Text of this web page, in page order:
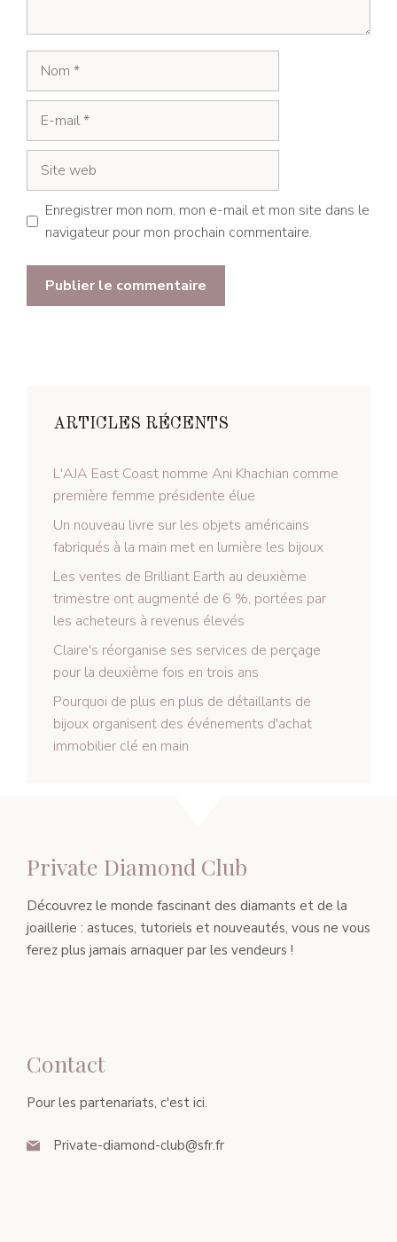
Enregistrer mon nom, mon e-mail et mon site dans le
navigateur pour mon prochain commentaire.
ARTICLES RÉCENTS
L'AJA East Coast nomme Ani Khachian comme
première femme présidente élue
Un nouveau livre sur les objets américains
fabriqués à la main met en lumière les bijoux
Les ventes de Brilliant Earth au deuxième
trimestre ont augmenté de 6 %, portées par
les acheteurs à revenus élevés
Claire's réorganise ses services de perçage
pour la deuxième fois en trois ans
Pourquoi de plus en plus de détaillants de
bijoux organisent des événements d'achat
immobilier clé en main
Private Diamond Club
Découvrez le monde fascinant des diamants et de la
joaillerie : astuces, tutoriels et nouveautés, vous ne vous
ferez plus jamais arnaquer par les vendeurs !
Contact
Pour les partenariats, c'est ici.
Private-diamond-club@sfr.fr